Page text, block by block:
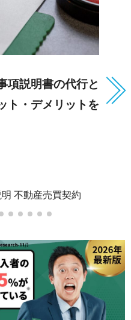
項説明書の代行と
ト・デメリットを
不動産売買契約
不